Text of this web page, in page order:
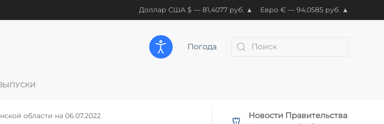
Доллар США $ — 81,4077 руб. ▲ Евро € — 94,0585 руб. ▲
Погода
области на 06.07.2022
Новости Правительства